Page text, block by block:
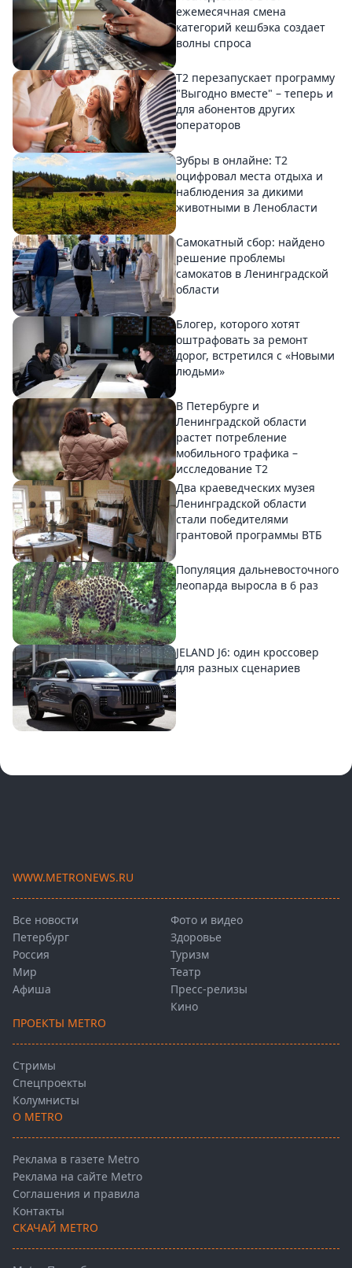
ежемесячная смена
категорий кешбэка создает
волны спроса
Т2 перезапускает программу
"Выгодно вместе" – теперь и
для абонентов других
операторов
Зубры в онлайне: Т2
оцифровал места отдыха и
наблюдения за дикими
животными в Ленобласти
Самокатный сбор: найдено
решение проблемы
самокатов в Ленинградской
области
Блогер, которого хотят
оштрафовать за ремонт
дорог, встретился с «Новыми
людьми»
В Петербурге и
Ленинградской области
растет потребление
мобильного трафика –
исследование T2
Два краеведческих музея
Ленинградской области
стали победителями
грантовой программы ВТБ
Популяция дальневосточного
леопарда выросла в 6 раз
JELAND J6: один кроссовер
для разных сценариев
WWW.METRONEWS.RU
Все новости
Петербург
Россия
Мир
Афиша
Фото и видео
Здоровье
Туризм
Театр
Пресс-релизы
Кино
ПРОЕКТЫ METRO
Стримы
Спецпроекты
Колумнисты
О METRO
Реклама в газете Metro
Реклама на сайте Metro
Соглашения и правила
Контакты
СКАЧАЙ METRO